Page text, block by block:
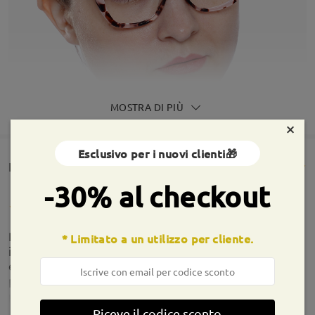
MOSTRA DI PIÙ
Rencesioni dei clienti(234)
Prodotto ottimo molto comodo e lenti bellissime. È
il primo paio che prendo,arrivati prima del previsto
e confezionati molto bene. Ho già pronto il
prossimo ordine.
Chiara De MarchionAug 7 , 2026
×
Esclusivo per i nuovi clienti🎁
-30% al checkout
* Limitato a un utilizzo per cliente.